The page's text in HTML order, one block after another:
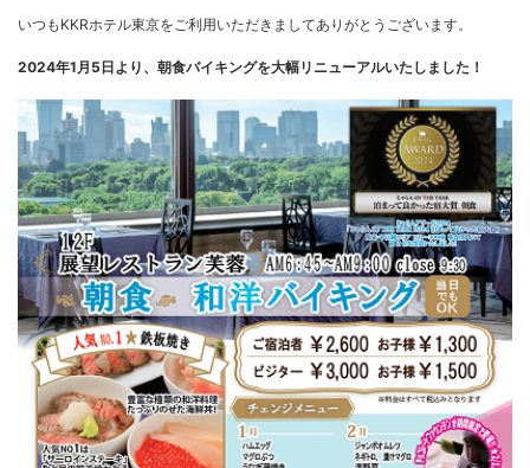
いつもKKRホテル東京をご利用いただきましてありがとうございます。
2024年1月5日より、朝食バイキングを大幅リニューアルいたしました！